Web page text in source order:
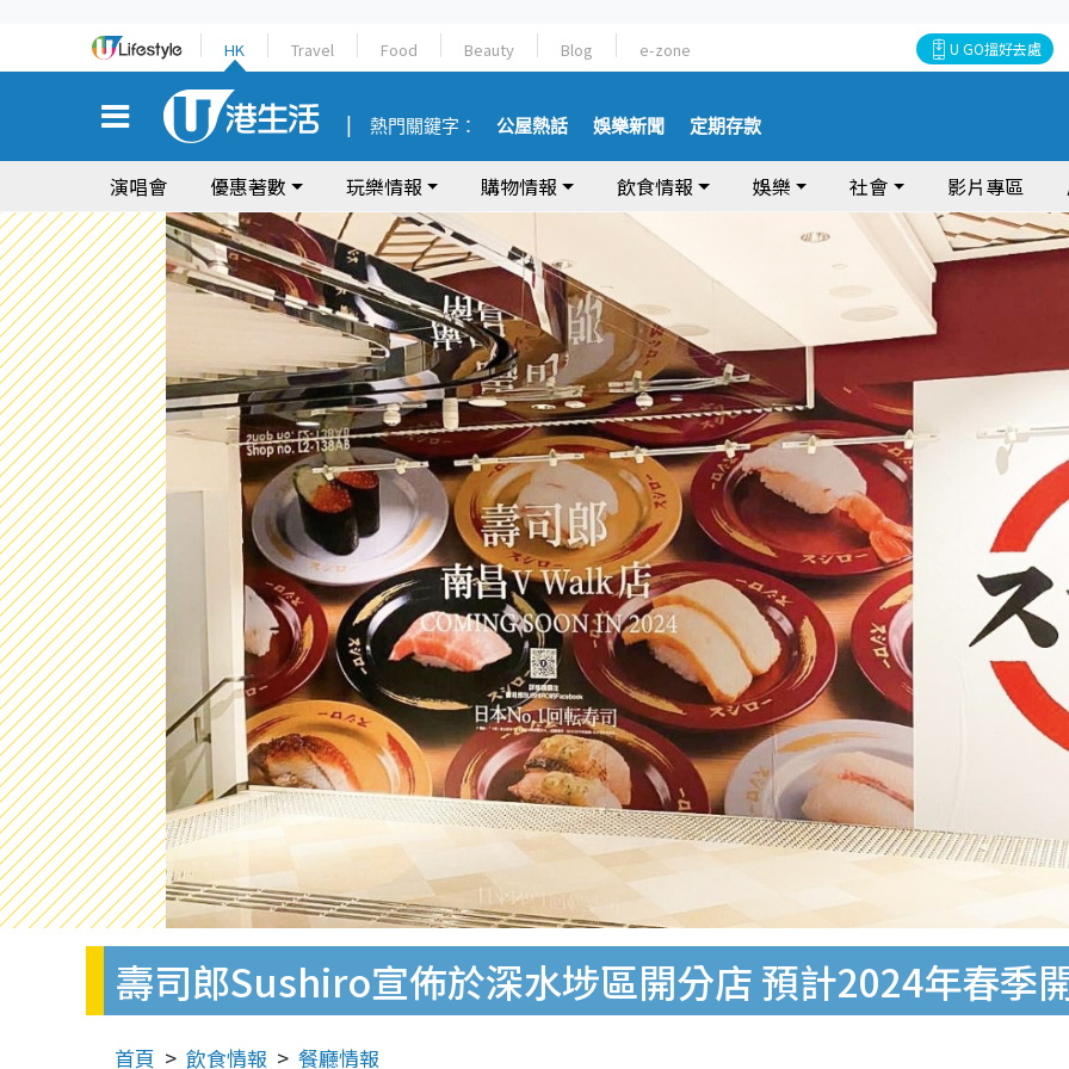
HK Travel Food Beauty Blog e-zone U GO搵好去處
熱門關鍵字： 公屋熱話 娛樂新聞 定期存款
演唱會 優惠著數 玩樂情報 購物情報 飲食情報 娛樂 社會 影片專區
壽司郎Sushiro宣佈於深水埗區開分店 預計2024年春季
首頁 飲食情報 餐廳情報